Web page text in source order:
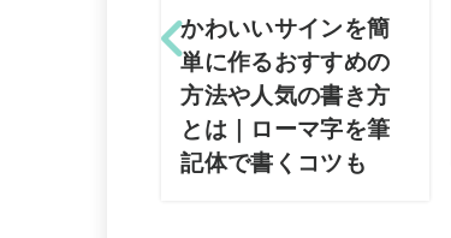
かわいいサインを簡
単に作るおすすめの
方法や人気の書き方
とは｜ローマ字を筆
記体で書くコツも